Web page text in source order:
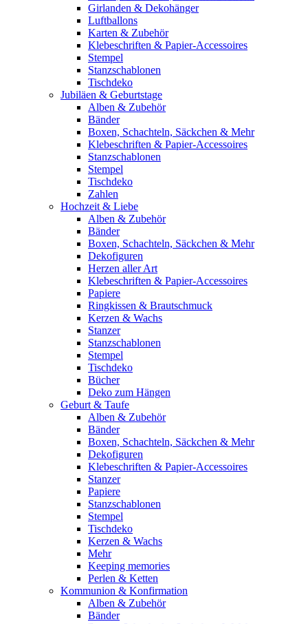
Girlanden & Dekohänger
Luftballons
Karten & Zubehör
Klebeschriften & Papier-Accessoires
Stempel
Stanzschablonen
Tischdeko
Jubiläen & Geburtstage
Alben & Zubehör
Bänder
Boxen, Schachteln, Säckchen & Mehr
Klebeschriften & Papier-Accessoires
Stanzschablonen
Stempel
Tischdeko
Zahlen
Hochzeit & Liebe
Alben & Zubehör
Bänder
Boxen, Schachteln, Säckchen & Mehr
Dekofiguren
Herzen aller Art
Klebeschriften & Papier-Accessoires
Papiere
Ringkissen & Brautschmuck
Kerzen & Wachs
Stanzer
Stanzschablonen
Stempel
Tischdeko
Bücher
Deko zum Hängen
Geburt & Taufe
Alben & Zubehör
Bänder
Boxen, Schachteln, Säckchen & Mehr
Dekofiguren
Klebeschriften & Papier-Accessoires
Stanzer
Papiere
Stanzschablonen
Stempel
Tischdeko
Kerzen & Wachs
Mehr
Keeping memories
Perlen & Ketten
Kommunion & Konfirmation
Alben & Zubehör
Bänder